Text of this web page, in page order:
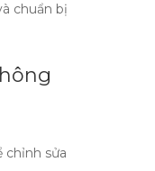
chuẩn bị
chỉnh sửa